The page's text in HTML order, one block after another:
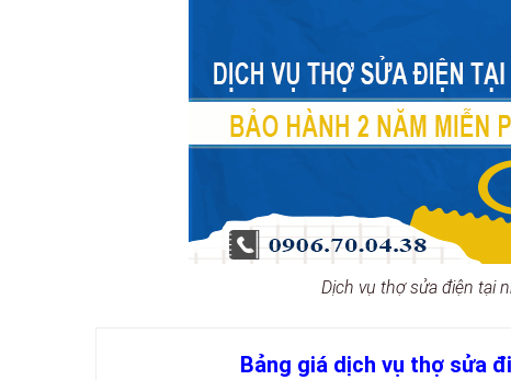
Dịch vụ thợ sửa điện tại
Bảng giá dịch vụ thợ sửa